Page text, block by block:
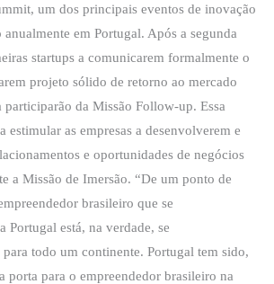
um dos principais eventos de inovação
em Portugal. Após a segunda
startups a comunicarem formalmente o
projeto sólido de retorno ao mercado
participarão da Missão Follow-up. Essa
estimular as empresas a desenvolverem e
e oportunidades de negócios
a Missão de Imersão. “De um ponto de
brasileiro que se
Portugal está, na verdade, se
todo um continente. Portugal tem sido,
porta para o empreendedor brasileiro na